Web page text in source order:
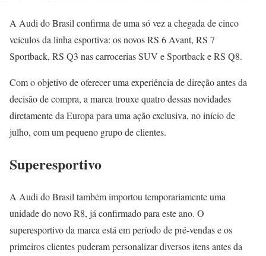
A Audi do Brasil confirma de uma só vez a chegada de cinco
veículos da linha esportiva: os novos RS 6 Avant, RS 7
Sportback, RS Q3 nas carrocerias SUV e Sportback e RS Q8.
Com o objetivo de oferecer uma experiência de direção antes da
decisão de compra, a marca trouxe quatro dessas novidades
diretamente da Europa para uma ação exclusiva, no início de
julho, com um pequeno grupo de clientes.
Superesportivo
A Audi do Brasil também importou temporariamente uma
unidade do novo R8, já confirmado para este ano. O
superesportivo da marca está em período de pré-vendas e os
primeiros clientes puderam personalizar diversos itens antes da